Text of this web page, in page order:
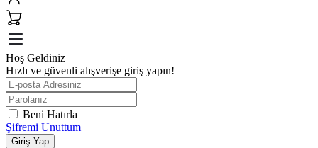
Hoş Geldiniz
Hızlı ve güvenli alışverişe giriş yapın!
Beni Hatırla
Şifremi Unuttum
Giriş Yap